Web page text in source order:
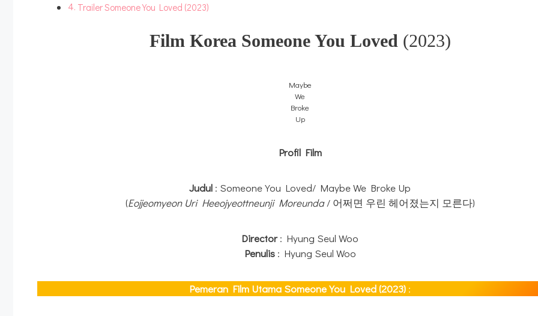
Trailer Someone You Loved (2023)
Film Korea Someone You Loved (2023)
Maybe
We
Broke
Up
Profil Film
Judul : Someone You Loved/ Maybe We Broke Up
(Eojjeomyeon Uri Heeojyeottneunji Moreunda/ 어쩌면 우린 헤어졌는지 모른다)
Director: Hyung Seul Woo
Penulis : Hyung Seul Woo
Pemeran Film Utama Someone You Loved(2023) :